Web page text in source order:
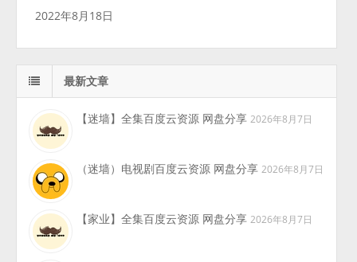
2022年8月18日
最新文章
【迷墙】全集百度云资源 网盘分享 2026年8月7日
（迷墙）电视剧百度云资源 网盘分享 2026年8月7日
【家业】全集百度云资源 网盘分享 2026年8月7日